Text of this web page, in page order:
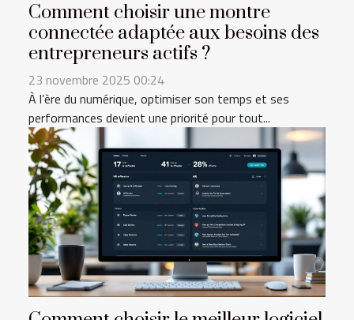
Comment choisir une montre
connectée adaptée aux besoins des
entrepreneurs actifs ?
23 novembre 2025 00:24
À l’ère du numérique, optimiser son temps et ses
performances devient une priorité pour tout...